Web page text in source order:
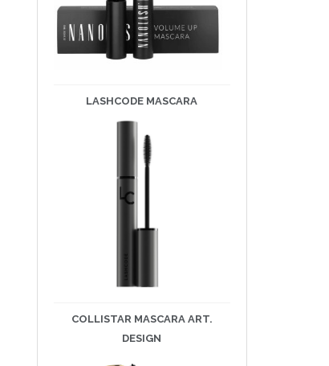
LASHCODE MASCARA
COLLISTAR MASCARA ART.
DESIGN